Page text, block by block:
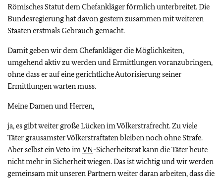
Römisches Statut dem Chefankläger förmlich unterbreitet. Die
Bundesregierung hat davon gestern zusammen mit weiteren
Staaten erstmals Gebrauch gemacht.
Damit geben wir dem Chefankläger die Möglichkeiten,
umgehend aktiv zu werden und Ermittlungen voranzubringen,
ohne dass er auf eine gerichtliche Autorisierung seiner
Ermittlungen warten muss.
Meine Damen und Herren,
ja, es gibt weiter große Lücken im Völkerstrafrecht. Zu viele
Täter grausamster Völkerstraftaten bleiben noch ohne Strafe.
Aber selbst ein Veto imVN-Sicherheitsrat kann die Täter heute
nicht mehr in Sicherheit wiegen. Das ist wichtig und wir werden
gemeinsam mit unseren Partnern weiter daran arbeiten, dass die